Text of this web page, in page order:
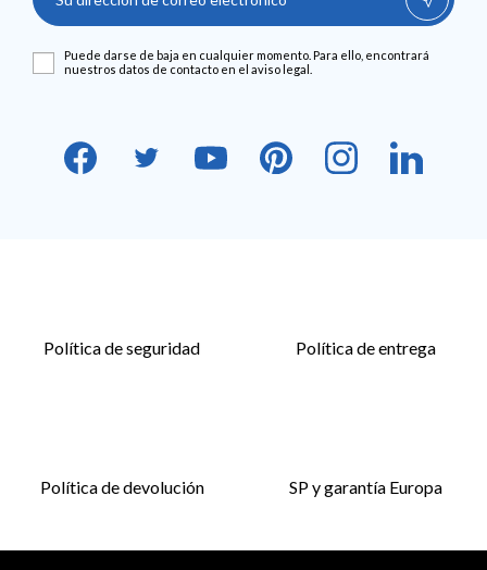
Puede darse de baja en cualquier momento. Para ello, encontrará
nuestros datos de contacto en el aviso legal.
Política de seguridad Política de entrega
Política de devolución SP y garantía Europa